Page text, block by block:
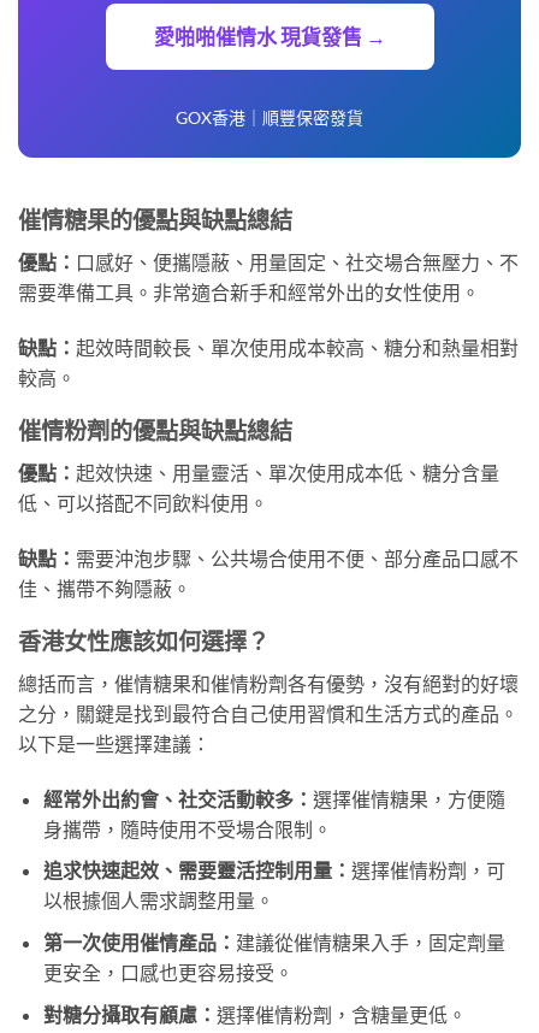
愛啪啪催情水 現貨發售 →
GOX香港｜順豐保密發貨
催情糖果的優點與缺點總結
優點： 口感好、便攜隱蔽、用量固定、社交場合無壓力、不
需要準備工具。非常適合新手和經常外出的女性使用。
缺點： 起效時間較長、單次使用成本較高、糖分和熱量相對
較高。
催情粉劑的優點與缺點總結
優點： 起效快速、用量靈活、單次使用成本低、糖分含量
低、可以搭配不同飲料使用。
缺點： 需要沖泡步驟、公共場合使用不便、部分產品口感不
佳、攜帶不夠隱蔽。
香港女性應該如何選擇？
總括而言，催情糖果和催情粉劑各有優勢，沒有絕對的好壞
之分，關鍵是找到最符合自己使用習慣和生活方式的產品。
以下是一些選擇建議：
經常外出約會、社交活動較多： 選擇催情糖果，方便隨
身攜帶，隨時使用不受場合限制。
追求快速起效、需要靈活控制用量： 選擇催情粉劑，可
以根據個人需求調整用量。
第一次使用催情產品： 建議從催情糖果入手，固定劑量
更安全，口感也更容易接受。
對糖分攝取有顧慮： 選擇催情粉劑，含糖量更低。